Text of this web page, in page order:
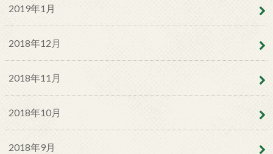
2019年1月
2018年12月
2018年11月
2018年10月
2018年9月